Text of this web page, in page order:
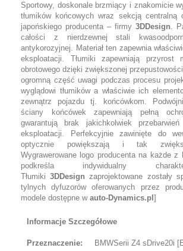
Sportowy, doskonale brzmiący i znakomicie
tłumików końcowych wraz sekcją centralną
japońskiego producenta – firmy 3DDesign.
całości z nierdzewnej stali
antykorozyjnej. Materiał ten zapewnia
eksploatacji. Tłumiki zapewniają przyrost
obrotowego dzięki zwiększonej
ogromną część uwagi podczas procesu
wyglądowi tłumików a właściwie ich
zewnątrz pojazdu tj. końcówkom.
ściany końcówek zapewniają pełną
gwarantują brak jakichkolwiek
eksploatacji. Perfekcyjnie zawinięte do
optycznie powiększają i tak
Wygrawerowane logo producenta na każde z
podkreśla indywidualny
Tłumiki3DDesign zaprojektowane zostały
tylnych dyfuzorów oferowanych przez
modele dostępne w auto-Dynamics.pl ]
Informacje Szczegółowe
Przeznaczenie: BMWSerii Z4 sDrive20i